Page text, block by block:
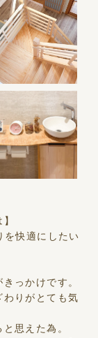
快適にしたい
っかけです。
りがとても気
思えた為。